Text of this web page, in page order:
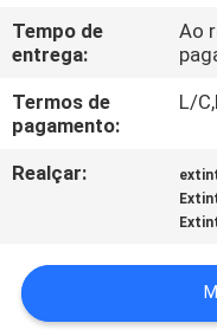
CONTROLE
DA
QUALIDADE
CONTACTE-
NOTÍCIA
Tempo de
entrega:
Ao
Termos de
pagamento:
L/
Realçar: